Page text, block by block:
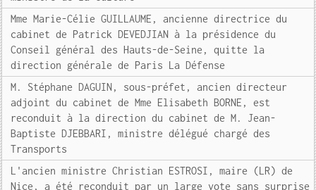
Mme Marie-Célie GUILLAUME, ancienne directrice du
cabinet de Patrick DEVEDJIAN à la présidence du
Conseil général des Hauts-de-Seine, quitte la
direction générale de Paris La Défense
M. Stéphane DAGUIN, sous-préfet, ancien directeur
adjoint du cabinet de Mme Elisabeth BORNE, est
reconduit à la direction du cabinet de M. Jean-
Baptiste DJEBBARI, ministre délégué chargé des
Transports
L'ancien ministre Christian ESTROSI, maire (LR) de
Nice, a été reconduit par un large vote sans surprise